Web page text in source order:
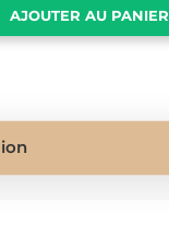
AJOUTER AU PANIER